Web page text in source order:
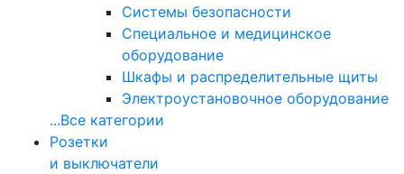
Системы безопасности
Специальное и медицинское
оборудование
Шкафы и распределительные щиты
Электроустановочное оборудование
...Все категории
Розетки
и выключатели